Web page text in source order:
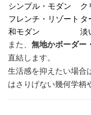
シンプル・モダン
ク
フレンチ・リゾート タ
和モダン
淡
また、 無地かボーダー
直結します。
生活感を抑えたい場合
はさりげない幾何学柄